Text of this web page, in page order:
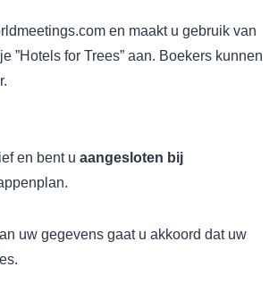
en maakt u gebruik van
”Hotels for Trees” aan. Boekers kunnen
en bent u aangesloten bij
uw gegevens gaat u akkoord dat uw